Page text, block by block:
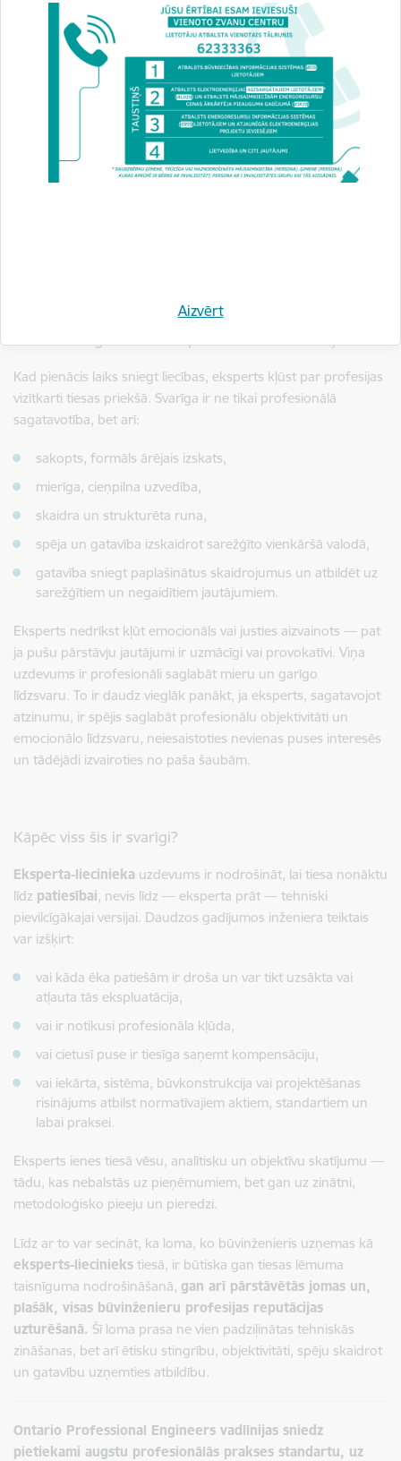
Aizvērt
Atzinumam jābūt rakstītam viegli uztveramā un saprotamā
stilā, un tajā jāietver:
skaidri definēts eksperta viedoklis,
fakti, uz kuriem tas balstās,
visu izmantoto dokumentu, testu datu un citu
informācijas avotu saraksts,
izmantoto metožu un pētījuma procesa apraksts.
Kad pienācis laiks sniegt liecības, eksperts kļūst par profesijas
vizītkarti tiesas priekšā. Svarīga ir ne tikai profesionālā
sagatavotība, bet arī:
sakopts, formāls ārējais izskats,
mierīga, cieņpilna uzvedība,
skaidra un strukturēta runa,
spēja un gatavība izskaidrot sarežģīto vienkāršā valodā,
gatavība sniegt paplašinātus skaidrojumus un atbildēt uz
sarežģītiem un negaidītiem jautājumiem.
Eksperts nedrīkst kļūt emocionāls vai justies aizvainots — pat
ja pušu pārstāvju jautājumi ir uzmācīgi vai provokatīvi. Viņa
uzdevums ir profesionāli saglabāt mieru un garīgo
līdzsvaru. To ir daudz vieglāk panākt, ja eksperts, sagatavojot
atzinumu, ir spējis saglabāt profesionālu objektivitāti un
emocionālo līdzsvaru, neiesaistoties nevienas puses interesēs
un tādējādi izvairoties no paša šaubām.
Kāpēc viss šis ir svarīgi?
Eksperta-liecinieka uzdevums ir nodrošināt, lai tiesa nonāktu
līdz patiesībai, nevis līdz — eksperta prāt — tehniski
pievilcīgākajai versijai. Daudzos gadījumos inženiera teiktais
var izšķirt:
vai kāda ēka patiešām ir droša un var tikt uzsākta vai
atļauta tās ekspluatācija,
vai ir notikusi profesionāla kļūda,
vai cietusī puse ir tiesīga saņemt kompensāciju,
vai iekārta, sistēma, būvkonstrukcija vai projektēšanas
risinājums atbilst normatīvajiem aktiem, standartiem un
labai praksei.
Eksperts ienes tiesā vēsu, analītisku un objektīvu skatījumu —
tādu, kas nebalstās uz pieņēmumiem, bet gan uz zinātni,
metodoloģisko pieeju un pieredzi.
Līdz ar to var secināt, ka loma, ko būvinženieris uzņemas kā
eksperts-liecinieks tiesā, ir būtiska gan tiesas lēmuma
taisnīguma nodrošināšanā, gan arī pārstāvētās jomas un,
plašāk, visas būvinženieru profesijas reputācijas
uzturēšanā. Šī loma prasa ne vien padziļinātas tehniskās
zināšanas, bet arī ētisku stingrību, objektivitāti, spēju skaidrot
un gatavību uzņemties atbildību.
Ontario Professional Engineers vadlīnijas sniedz
pietiekami augstu profesionālās prakses standartu, uz